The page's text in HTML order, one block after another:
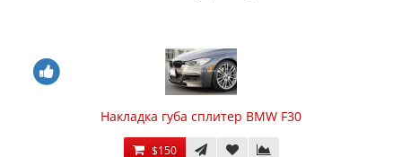
Накладка губа сплитер BMW F30
$150